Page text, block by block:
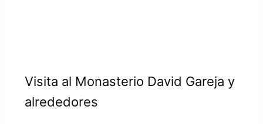
Visita al Monasterio David Gareja y
alrededores